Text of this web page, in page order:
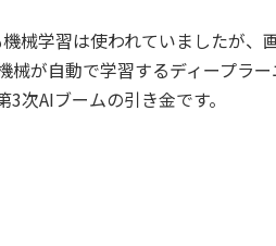
械学習は使われていましたが、
が自動で学習するディープラ
次AIブームの引き金です。